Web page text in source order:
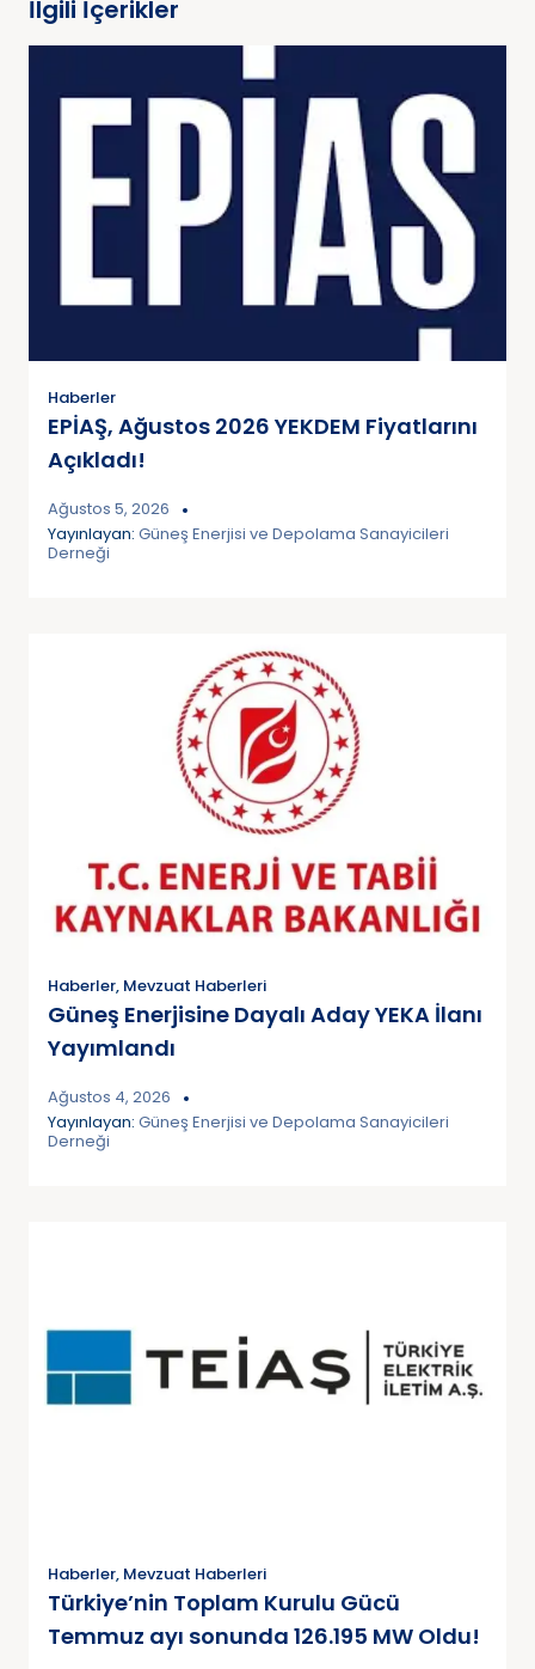
İlgili İçerikler
Haberler
EPİAŞ, Ağustos 2026 YEKDEM Fiyatlarını
Açıkladı!
Ağustos 5, 2026
Yayınlayan: Güneş Enerjisi ve Depolama Sanayicileri
Derneği
Haberler, Mevzuat Haberleri
Güneş Enerjisine Dayalı Aday YEKA İlanı
Yayımlandı
Ağustos 4, 2026
Yayınlayan: Güneş Enerjisi ve Depolama Sanayicileri
Derneği
Haberler, Mevzuat Haberleri
Türkiye’nin Toplam Kurulu Gücü
Temmuz ayı sonunda 126.195 MW Oldu!